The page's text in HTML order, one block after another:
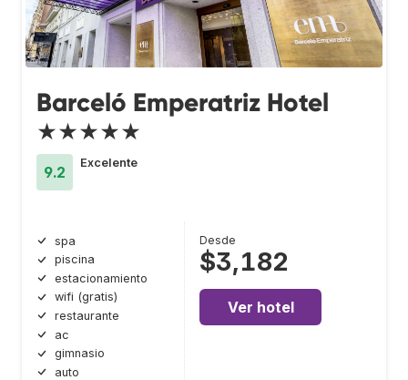
Barceló Emperatriz Hotel
★★★★★
9.2
Excelente
spa
piscina
estacionamiento
wifi (gratis)
restaurante
ac
gimnasio
auto
Desde
$3,182
Ver hotel